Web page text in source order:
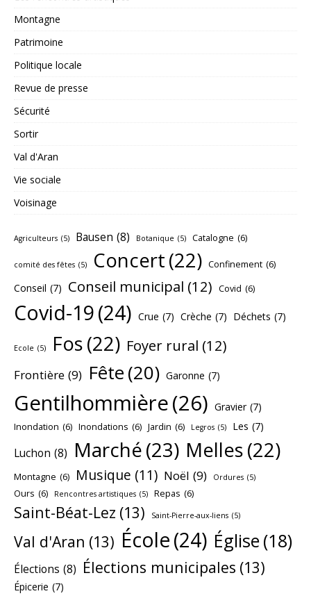
Montagne
Patrimoine
Politique locale
Revue de presse
Sécurité
Sortir
Val d'Aran
Vie sociale
Voisinage
Agriculteurs (5) Bausen (8) Botanique (5) Catalogne (6)
comité des fêtes (5) Concert(22) Confinement (6)
Conseil (7) Conseil municipal (12) Covid (6)
Covid-19(24) Crue (7) Crèche (7) Déchets (7)
Ecole (5) Fos(22) Foyer rural (12)
Frontière (9) Fête(20) Garonne (7)
Gentilhommière(26) Gravier (7)
Inondation (6) Inondations (6) Jardin (6) Legros (5) Les (7)
Luchon (8) Marché(23) Melles(22)
Montagne (6) Musique (11) Noël (9) Ordures (5)
Ours (6) Rencontres artistiques (5) Repas (6)
Saint-Béat-Lez (13) Saint-Pierre-aux-liens (5)
Val d'Aran (13) École(24) Église(18)
Élections (8) Élections municipales (13)
Épicerie (7)